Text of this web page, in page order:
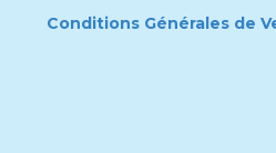
Conditions Générales de